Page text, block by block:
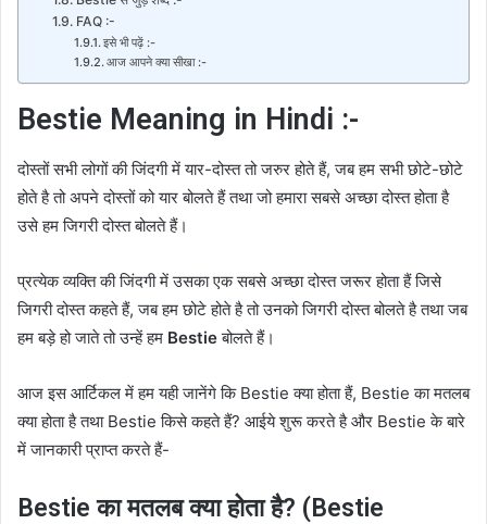
FAQ :-
इसे भी पढ़ें :-
आज आपने क्या सीखा :-
Bestie Meaning in Hindi :-
दोस्तों सभी लोगों की जिंदगी में यार-दोस्त तो जरुर होते हैं, जब हम सभी छोटे-छोटे
होते है तो अपने दोस्तों को यार बोलते हैं तथा जो हमारा सबसे अच्छा दोस्त होता है
उसे हम जिगरी दोस्त बोलते हैं।
प्रत्येक व्यक्ति की जिंदगी में उसका एक सबसे अच्छा दोस्त जरूर होता हैं जिसे
जिगरी दोस्त कहते हैं, जब हम छोटे होते है तो उनको जिगरी दोस्त बोलते है तथा जब
हम बड़े हो जाते तो उन्हें हम Bestieबोलते हैं।
आज इस आर्टिकल में हम यही जानेंगे कि Bestie क्या होता हैं, Bestie का मतलब
क्या होता है तथा Bestie किसे कहते हैं? आईये शुरू करते है और Bestie के बारे
में जानकारी प्राप्त करते हैं-
Bestie का मतलब क्या होता है? (Bestie